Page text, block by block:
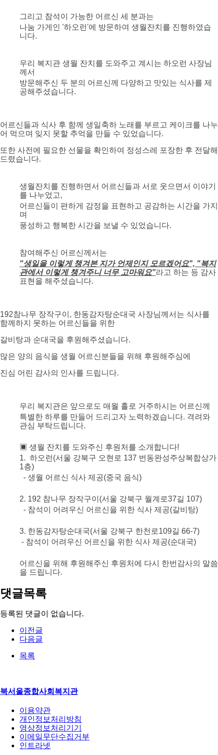
그리고 참석이 가능한 어르신 세 분과는
나눔 가게인 '하오런'에 방문하여 생월잔치를 진행하였습
니다.
우리 복지관 생월 잔치를 도와주고 계시는 하오런 사장님
께서
방문해주신 두 분의 어르신께 다양하고 맛있는 식사를 제
공해주셨습니다.
어르신들과 식사 후 함께 생일축하 노래를 부르고 케이크를 나누
어 먹으며 잊지 못할 추억을 만들 수 있었습니다.
또한 사전에 필요한 선물을 확인하여 정성스레 포장한 후 전달해
드렸습니다.
생월잔치를 진행하면서 어르신들과 서로 웃으면서 이야기
를 나누었고,
어르신들이 편하게 감정을 표현하고 공감하는 시간을 가지
며
풍성하고 행복한 시간을 보낼 수 있었습니다.
참여해주신 어르신께서는
"생일을 이렇게 챙겨본 지가 언제인지 모르겠어요", "복지
관에서 이렇게 챙겨주니 너무 고마워요"라고 하는 등 감사
표현을 해주셨습니다.
192참나무 장작구이, 한동감자탕순대국 사장님께서는 식사를
함께하지 못하는 어르신들을 위한
갈비탕과 순대국을 후원해주셨습니다.
많은 양의 음식을 생월 어르신분들을 위해 후원해주심에
진심 어린 감사의 인사를 드립니다.
우리 복지관은 앞으로도 매월 홀로 거주하시는 어르신께
특별한 하루를 만들어 드리고자 노력하겠습니다. 격려와
관심 부탁드립니다.
▣ 생월 잔치를 도와주신 후원처를 소개합니다!
1. 하오런(서울 강북구 오현로 137 번동완성주상복합상가
1층)
- 생월 어르신 식사 제공(중국 음식)
2. 192 참나무 장작구이(서울 강북구 월계로37길 107)
- 참석이 어려우신 어르신을 위한 식사 제공(갈비탕)
3. 한동감자탕순대국(서울 강북구 한천로109길 66-7)
- 참석이 어려우신 어르신을 위한 식사 제공(순대국)
어르신을 위해 후원해주신 후원처에 다시 한번 감사의 말씀
을 드립니다.
댓글목록
등록된 댓글이 없습니다.
이전글
다음글
목록
북서울종합사회복지관
이용약관
개인정보처리방침
영상정보처리기기
이메일무단수집거부
인트라넷